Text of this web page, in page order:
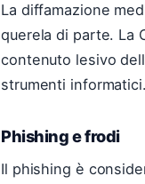
La diffamazione
querela di parte. La
contenuto lesivo
strumenti informatici.
Phishing e frodi
Il phishing è